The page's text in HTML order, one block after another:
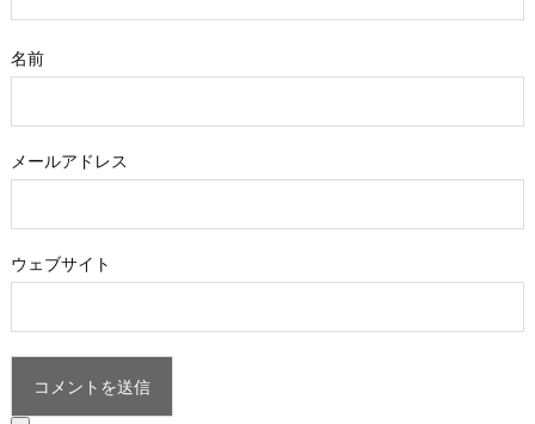
名前
メールアドレス
ウェブサイト